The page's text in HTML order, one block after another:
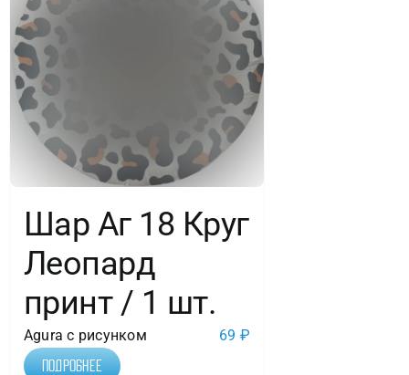
Шар Аг 18 Круг
Леопард
принт / 1 шт.
Agura с рисунком 69 ₽
Подробнее